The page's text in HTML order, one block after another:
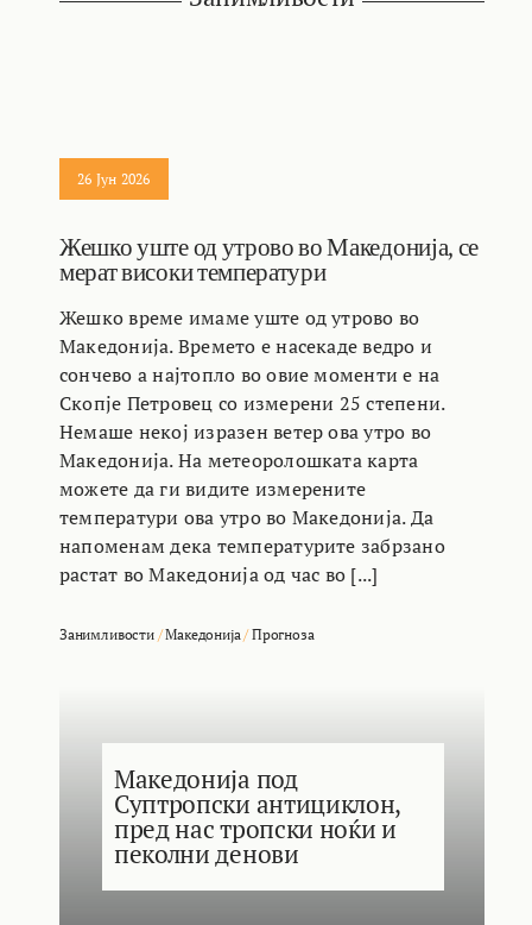
26 Јун 2026
Жешко уште од утрово во Македонија, се
мерат високи температури
Жешко време имаме уште од утрово во
Македонија. Времето е насекаде ведро и
сончево а најтопло во овие моменти е на
Скопје Петровец со измерени 25 степени.
Немаше некој изразен ветер ова утро во
Македонија. На метеоролошката карта
можете да ги видите измерените
температури ова утро во Македонија. Да
напоменам дека температурите забрзано
растат во Македонија од час во [...]
Занимливости/Македонија/Прогноза
Македонија под
Суптропски антициклон,
пред нас тропски ноќи и
пеколни денови